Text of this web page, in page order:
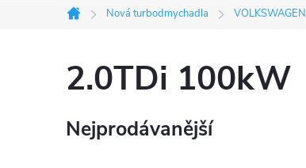
Domů
Nová turbodmychadla VOLKSWAGEN
2.0TDi 100kW
Nejprodávanější